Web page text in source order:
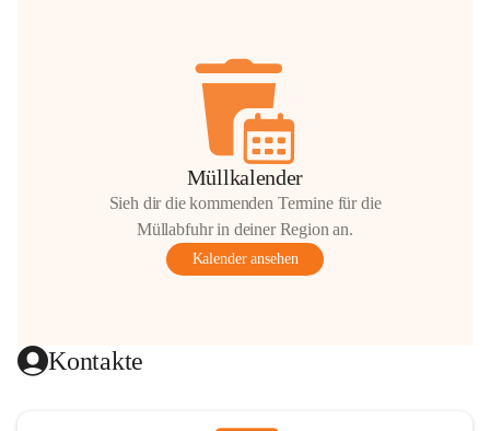
Müllkalender
Sieh dir die kommenden Termine für die
Müllabfuhr in deiner Region an.
Kalender ansehen
Kontakte